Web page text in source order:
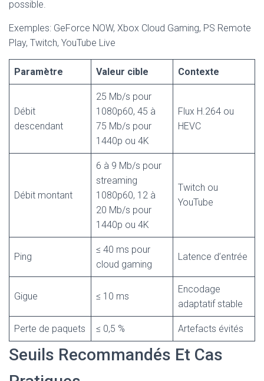
possible.
Exemples: GeForce NOW, Xbox Cloud Gaming, PS Remote
Play, Twitch, YouTube Live
Paramètre Valeur cible Contexte
Débit
descendant
25 Mb/s pour
1080p60, 45 à
75 Mb/s pour
1440p ou 4K
Flux H.264 ou
HEVC
Débit montant
6 à 9 Mb/s pour
streaming
1080p60, 12 à
20 Mb/s pour
1440p ou 4K
Twitch ou
YouTube
Ping
≤ 40 ms pour
cloud gaming
Latence d’entrée
Gigue ≤ 10 ms
Encodage
adaptatif stable
Perte de paquets ≤ 0,5 % Artefacts évités
Seuils Recommandés Et Cas